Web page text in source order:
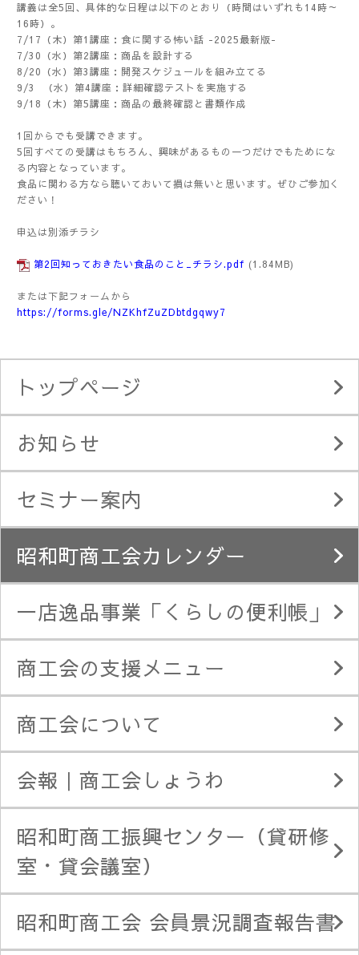
講義は全5回、具体的な日程は以下のとおり（時間はいずれも14時～
16時）。
7/17（木）第1講座：食に関する怖い話 -2025最新版-
7/30（水）第2講座：商品を設計する
8/20（水）第3講座：開発スケジュールを組み立てる
9/3 （水）第4講座：詳細確認テストを実施する
9/18（木）第5講座：商品の最終確認と書類作成
1回からでも受講できます。
5回すべての受講はもちろん、興味があるもの一つだけでもためにな
る内容となっています。
食品に関わる方なら聴いておいて損は無いと思います。ぜひご参加く
ださい！
申込は別添チラシ
第2回知っておきたい食品のこと_チラシ.pdf (1.84MB)
または下記フォームから
https://forms.gle/NZKhfZuZDbtdgqwy7
トップページ
お知らせ
セミナー案内
昭和町商工会カレンダー
一店逸品事業「くらしの便利帳」
商工会の支援メニュー
商工会について
会報｜商工会しょうわ
昭和町商工振興センター（貸研修
室・貸会議室）
昭和町商工会 会員景況調査報告書